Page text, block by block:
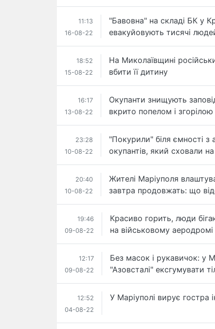
11:13
16-08-22
"Бавовна" на складі БК у
евакуйовують тисячі
18:52
15-08-22
На Миколаївщині
вбити її дитину
16:17
13-08-22
Окупанти знищують
вкрито попелом і
23:28
10-08-22
"Покурили" біля ємності
окупантів, який сховали
20:40
10-08-22
Жителі Маріуполя
завтра продовжать: що
19:46
09-08-22
Красиво горить, люди
на військовому
12:17
09-08-22
Без масок і рукавичок: у
"Азовсталі" ексгумувати
12:52
04-08-22
У Маріуполі вирує гостра